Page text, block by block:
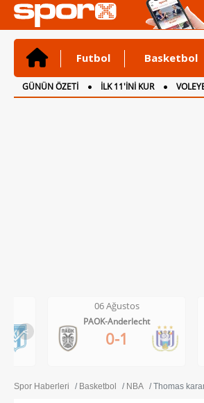
Futbol Basketbol
GÜNÜN ÖZETİ İLK 11'İNİ KUR
CANLI ANLATIM
İNGİLTERE
<
06 Ağustos
PAOK-Anderlecht
0-1
Spor Haberleri Basketbol NBA Thomas